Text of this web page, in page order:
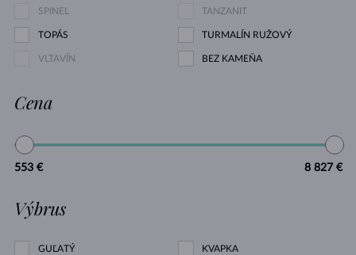
SPINEL TANZANIT
TOPÁS TURMALÍN RUŽOVÝ
VLTAVÍN BEZ KAMEŇA
Cena
553 € 8 827 €
Výbrus
GUĽATÝ KVAPKA